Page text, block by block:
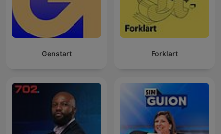
Genstart Forklart